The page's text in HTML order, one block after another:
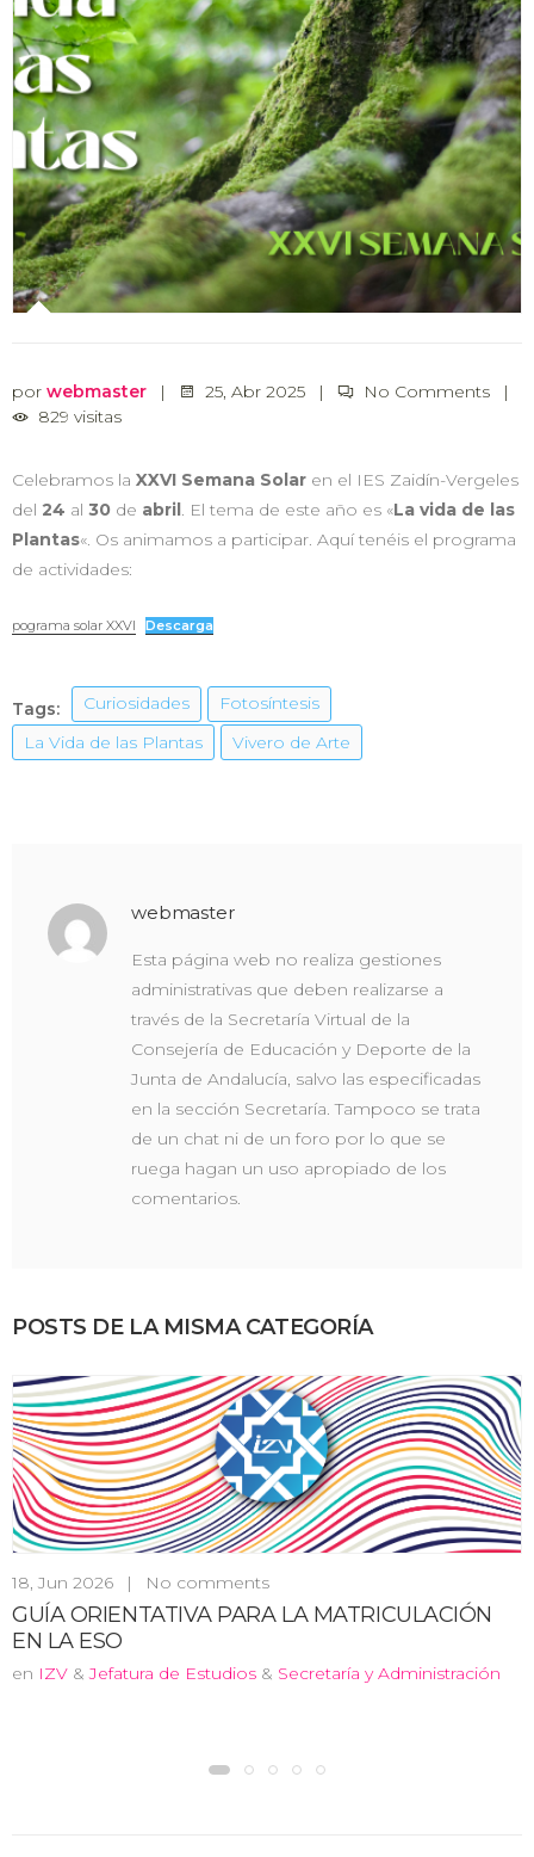
por webmaster | 25, Abr 2025 | No Comments
|
829 visitas
Celebramos la XXVI Semana Solar en el IES Zaidín-Vergeles
del 24 al 30 de abril. El tema de este año es «La vida de las
Plantas«. Os animamos a participar. Aquí tenéis el programa
de actividades:
pograma solar XXVI Descarga
Tags: Curiosidades
Fotosíntesis
La Vida de las Plantas
Vivero de Arte
webmaster
Esta página web no realiza gestiones
administrativas que deben realizarse a
través de la Secretaría Virtual de la
Consejería de Educación y Deporte de la
Junta de Andalucía, salvo las especificadas
en la sección Secretaría. Tampoco se trata
de un chat ni de un foro por lo que se
ruega hagan un uso apropiado de los
comentarios.
POSTS DE LA MISMA CATEGORÍA
18, Jun 2026 | No comments
GUÍA ORIENTATIVA PARA LA MATRICULACIÓN
EN LA ESO
en IZV &Jefatura de Estudios & Secretaría y Administración